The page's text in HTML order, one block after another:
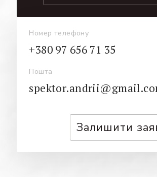
Номер телефону
+380 97 656 71 35
Пошта
Залишити